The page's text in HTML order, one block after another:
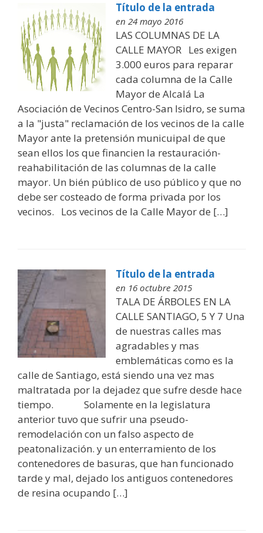
Título de la entrada
en 24 mayo 2016
LAS COLUMNAS DE LA
CALLE MAYOR Les exigen
3.000 euros para reparar
cada columna de la Calle
Mayor de Alcalá La
Asociación de Vecinos Centro-San Isidro, se suma
a la "justa" reclamación de los vecinos de la calle
Mayor ante la pretensión municuipal de que
sean ellos los que financien la restauración-
reahabilitación de las columnas de la calle
mayor. Un bién público de uso público y que no
debe ser costeado de forma privada por los
vecinos. Los vecinos de la Calle Mayor de […]
Título de la entrada
en 16 octubre 2015
TALA DE ÁRBOLES EN LA
CALLE SANTIAGO, 5 Y 7 Una
de nuestras calles mas
agradables y mas
emblemáticas como es la
calle de Santiago, está siendo una vez mas
maltratada por la dejadez que sufre desde hace
tiempo. Solamente en la legislatura
anterior tuvo que sufrir una pseudo-
remodelación con un falso aspecto de
peatonalización. y un enterramiento de los
contenedores de basuras, que han funcionado
tarde y mal, dejado los antiguos contenedores
de resina ocupando […]